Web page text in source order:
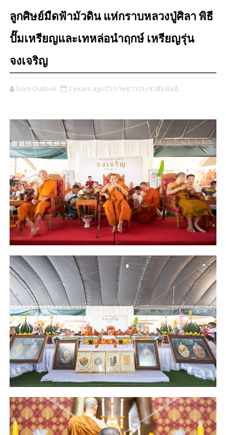
ลูกศิษย์มืดฟ้ามัวดิน แห่กราบหลวงปู่ศิลา พิธี
ปั๊มเหรียญและเทหล่อนำฤกษ์ เหรียญรุ่น
จงเจริญ
Siam Outlook 2 years ago ภาพข่าวประชาสัมพันธ์,